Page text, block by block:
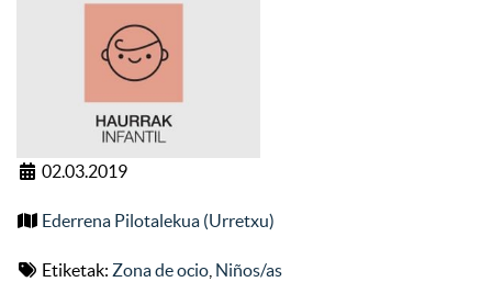
02.03.2019
Ederrena Pilotalekua (Urretxu)
Etiketak: Zona de ocio Niños/as